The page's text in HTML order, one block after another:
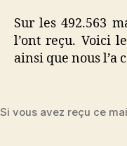
Sur les 492.563
l’ont reçu. Voici
ainsi que nous l’a
Si vous avez reçu ce